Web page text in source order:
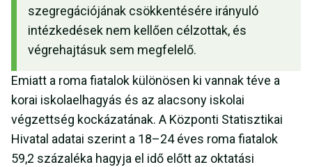
szegregációjának csökkentésére irányuló
intézkedések nem kellően célzottak, és
végrehajtásuk sem megfelelő.
Emiatt a roma fiatalok különösen ki vannak téve a
korai iskolaelhagyás és az alacsony iskolai
végzettség kockázatának. A Központi Statisztikai
Hivatal adatai szerint a 18–24 éves roma fiatalok
59,2 százaléka hagyja el idő előtt az oktatási